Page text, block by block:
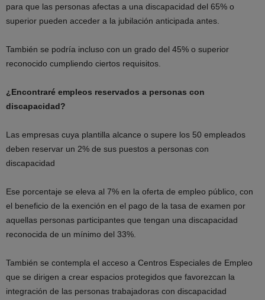
para que las personas afectas a una discapacidad del 65% o
superior pueden acceder a la jubilación anticipada antes.
También se podría incluso con un grado del 45% o superior
reconocido cumpliendo ciertos requisitos.
¿Encontraré empleos reservados a personas con
discapacidad?
Las empresas cuya plantilla alcance o supere los 50 empleados
deben reservar un 2% de sus puestos a personas con
discapacidad
Ese porcentaje se eleva al 7% en la oferta de empleo público, con
el beneficio de la exención en el pago de la tasa de examen por
aquellas personas participantes que tengan una discapacidad
reconocida de un mínimo del 33%.
También se contempla el acceso a Centros Especiales de Empleo
que se dirigen a crear espacios protegidos que favorezcan la
integración de las personas trabajadoras con discapacidad